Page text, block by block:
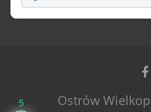
Ostrów
5